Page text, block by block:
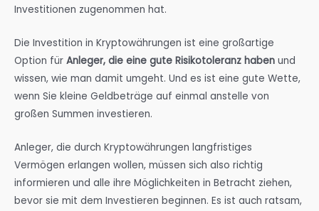
Investitionen zugenommen hat.
Die Investition in Kryptowährungen ist eine großartige
Option für Anleger, die eine gute Risikotoleranz haben und
wissen, wie man damit umgeht. Und es ist eine gute Wette,
wenn Sie kleine Geldbeträge auf einmal anstelle von
großen Summen investieren.
Anleger, die durch Kryptowährungen langfristiges
Vermögen erlangen wollen, müssen sich also richtig
informieren und alle ihre Möglichkeiten in Betracht ziehen,
bevor sie mit dem Investieren beginnen. Es ist auch ratsam,